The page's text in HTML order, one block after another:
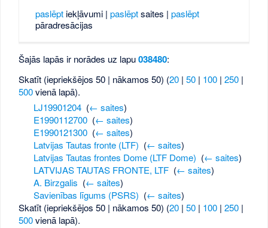
paslēptiekļāvumi | paslēptsaites | paslēpt
pāradresācijas
Šajās lapās ir norādes uz lapu038480:
Skatīt (iepriekšējos 50 | nākamos 50) (20 |50 | 100 |250 |
500vienā lapā).
LJ19901204‎ (← saites)
E1990112700‎ (← saites)
E1990121300‎ (← saites)
Latvijas Tautas fronte (LTF) (← saites)
Latvijas Tautas frontes Dome (LTF Dome) (← saites)
LATVIJAS TAUTAS FRONTE, LTF‎ (← saites)
A. Birzgalis (← saites)
Savienības līgums (PSRS) (← saites)
Skatīt (iepriekšējos 50 | nākamos 50) (20 |50 | 100 |250 |
500vienā lapā).